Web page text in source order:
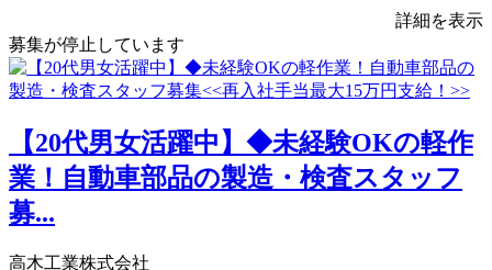
詳細を表示
募集が停止しています
【20代男女活躍中】◆未経験OKの軽作
業！自動車部品の製造・検査スタッフ
募...
高木工業株式会社